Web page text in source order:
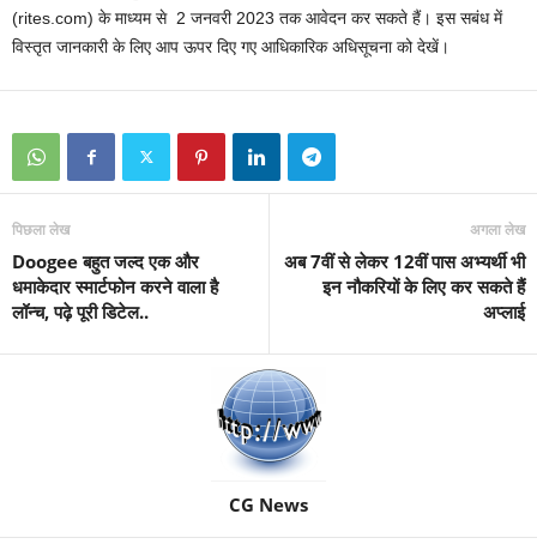
(rites.com) के माध्यम से 2 जनवरी 2023 तक आवेदन कर सकते हैं। इस सबंध में
विस्तृत जानकारी के लिए आप ऊपर दिए गए आधिकारिक अधिसूचना को देखें।
पिछला लेख
Doogee बहुत जल्द एक और
धमाकेदार स्मार्टफोन करने वाला है
लॉन्च, पढ़े पूरी डिटेल..
अगला लेख
अब 7वीं से लेकर 12वीं पास अभ्यर्थी भी
इन नौकरियों के लिए कर सकते हैं
अप्लाई
CG News